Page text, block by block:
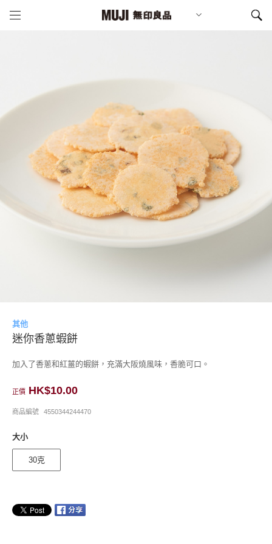
其他
迷你香蔥蝦餅
加入了香蔥和紅薑的蝦餅，充滿大阪燒風味，香脆可口。
正價 HK$10.00
商品編號 4550344244470
大小
30克